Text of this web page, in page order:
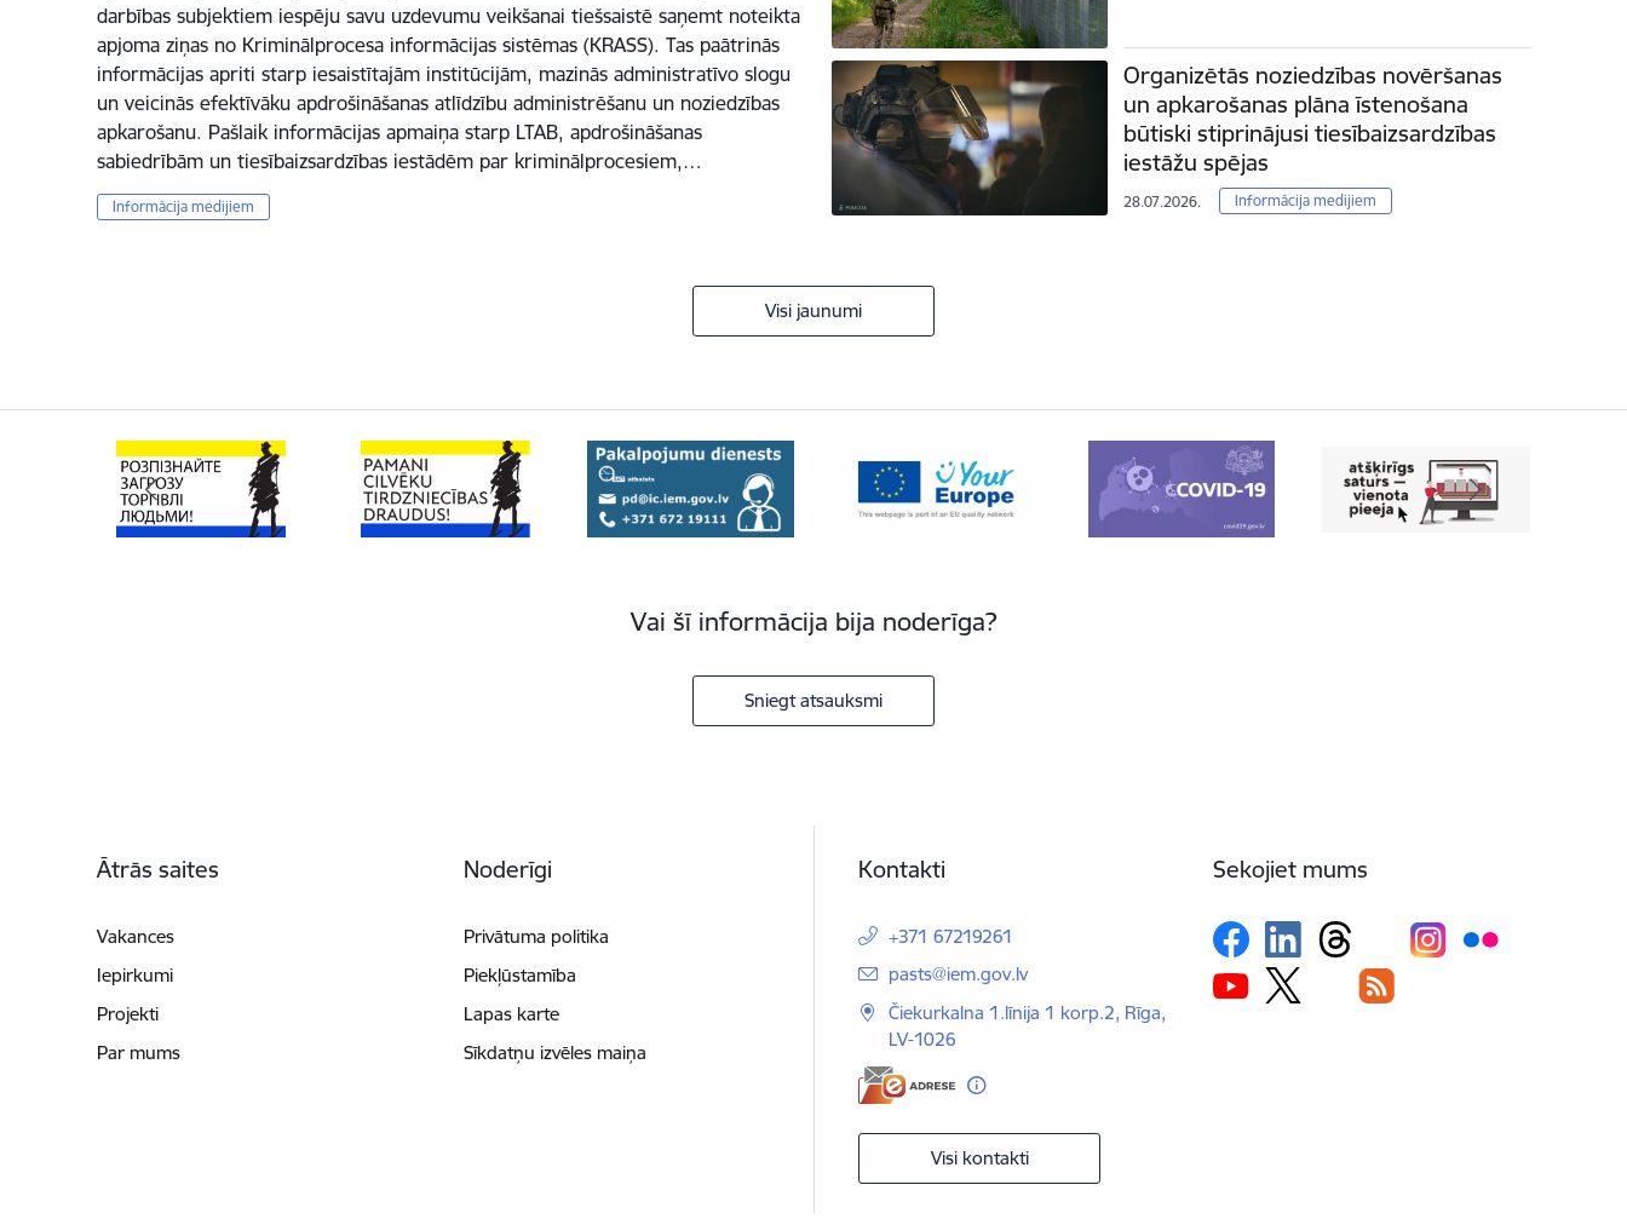
darbības subjektiem iespēju savu uzdevumu veikšanai tiešsaistē saņemt noteikta
apjoma ziņas no Kriminālprocesa informācijas sistēmas (KRASS). Tas paātrinās
informācijas apriti starp iesaistītajām institūcijām, mazinās administratīvo slogu
un veicinās efektīvāku apdrošināšanas atlīdzību administrēšanu un noziedzības
apkarošanu. Pašlaik informācijas apmaiņa starp LTAB, apdrošināšanas
sabiedrībām un tiesībaizsardzības iestādēm par kriminālprocesiem,…
Informācija medijiem
Organizētās noziedzības novēršanas
un apkarošanas plāna īstenošana
būtiski stiprinājusi tiesībaizsardzības
iestāžu spējas
28.07.2026. Informācija medijiem
Visi jaunumi
Vai šī informācija bija noderīga?
Sniegt atsauksmi
Ātrās saites
Vakances
Iepirkumi
Projekti
Par mums
Noderīgi
Privātuma politika
Piekļūstamība
Lapas karte
Sīkdatņu izvēles maiņa
Kontakti
+371 67219261
E-pasts:
pasts@iem.gov.lv
Čiekurkalna 1.līnija 1 korp.2, Rīga,
LV-1026
Visi kontakti
Sekojiet mums